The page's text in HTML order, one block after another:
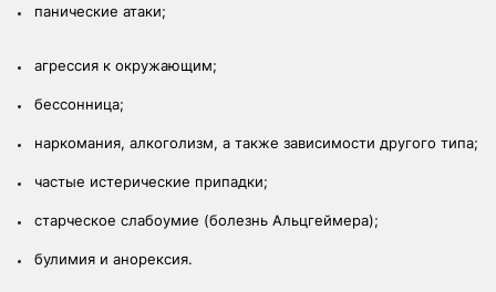
панические атаки;
агрессия к окружающим;
бессонница;
наркомания, алкоголизм, а также зависимости другого типа;
частые истерические припадки;
старческое слабоумие (болезнь Альцгеймера);
булимия и анорексия.